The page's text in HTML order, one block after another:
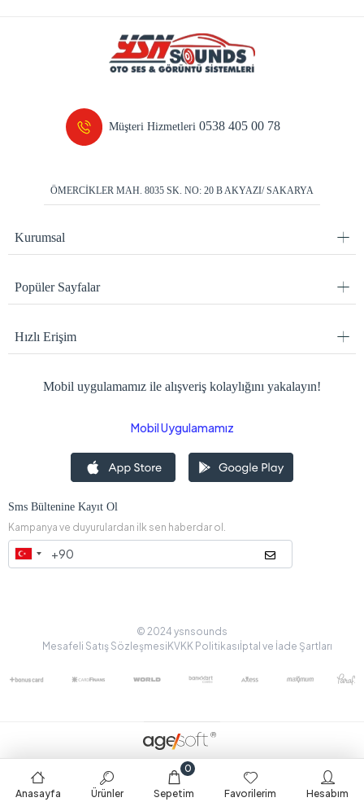
Müşteri Hizmetleri0538 405 00 78
ÖMERCİKLER MAH. 8035 SK. NO: 20 B AKYAZI/ SAKARYA
Kurumsal
Popüler Sayfalar
Hızlı Erişim
Mobil uygulamamız ile alışveriş kolaylığını yakalayın!
Mobil Uygulamamız
Sms Bültenine Kayıt Ol
Kampanya ve duyurulardan ilk sen haberdar ol.
© 2024 ysnsounds
Mesafeli Satış Sözleşmesi KVKK Politikasıİptal ve İade Şartları
Anasayfa Ürünler Sepetim
0
Favorilerim Hesabım